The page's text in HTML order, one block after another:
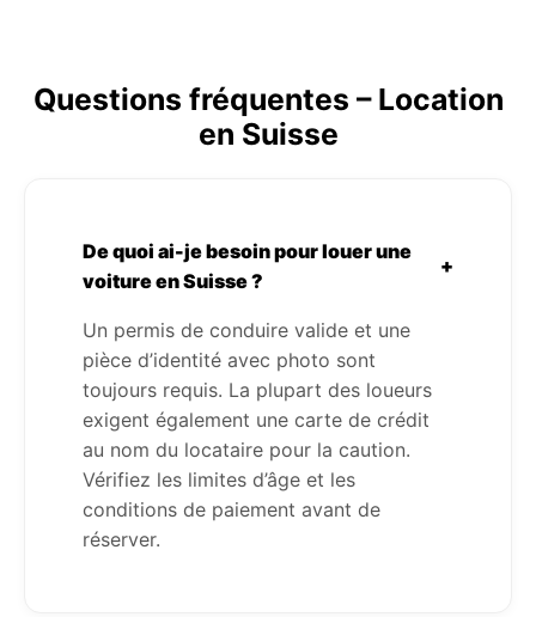
Questions fréquentes – Location
en Suisse
De quoi ai-je besoin pour louer une
voiture en Suisse ?
+
Un permis de conduire valide et une
pièce d’identité avec photo sont
toujours requis. La plupart des loueurs
exigent également une carte de crédit
au nom du locataire pour la caution.
Vérifiez les limites d’âge et les
conditions de paiement avant de
réserver.